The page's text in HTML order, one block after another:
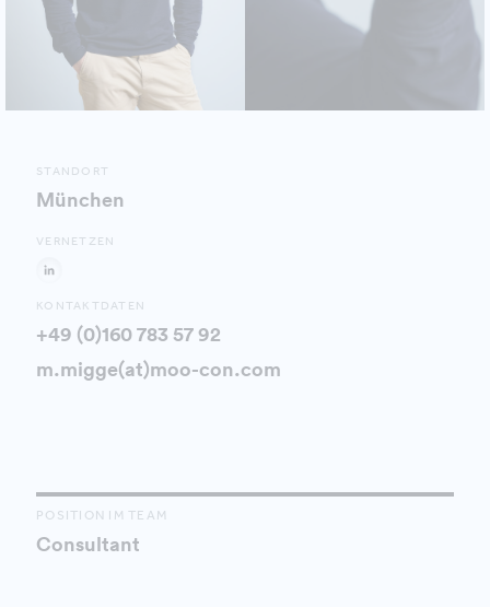
STANDORT
München
VERNETZEN
KONTAKTDATEN
+49 (0)160 783 57 92
m.migge(at)moo-con.com
POSITION IM TEAM
Consultant